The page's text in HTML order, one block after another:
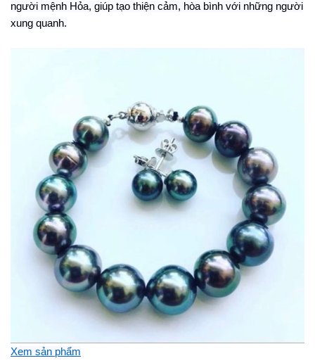
người mệnh Hỏa, giúp tạo thiện cảm, hòa bình với những người
xung quanh.
Xem sản phẩm